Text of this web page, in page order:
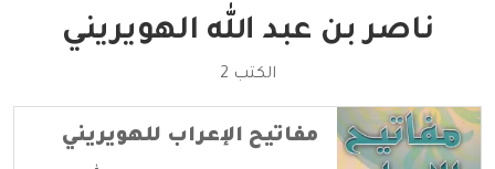
ناصر بن عبد الله الهويريني
الكتب 2
مفاتيح الإعراب للهويريني